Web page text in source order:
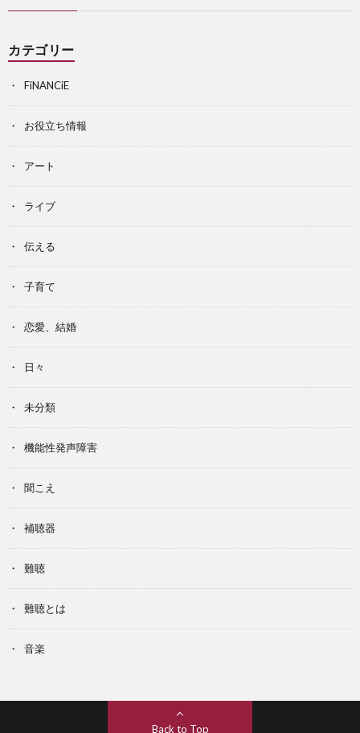
カテゴリー
FiNANCiE
お役立ち情報
アート
ライブ
伝える
子育て
恋愛、結婚
日々
未分類
機能性発声障害
聞こえ
補聴器
難聴
難聴とは
音楽
Back to Top